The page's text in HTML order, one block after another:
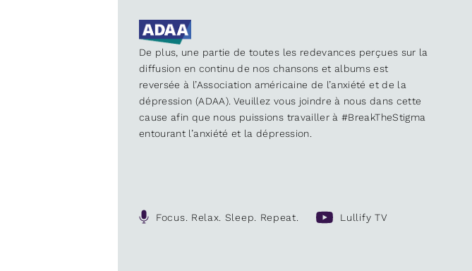
De plus, une partie de toutes les redevances perçues sur la
diffusion en continu de nos chansons et albums est
reversée à l’Association américaine de l’anxiété et de la
dépression (ADAA). Veuillez vous joindre à nous dans cette
cause afin que nous puissions travailler à #BreakTheStigma
entourant l’anxiété et la dépression.
Focus. Relax. Sleep. Repeat. Lullify TV